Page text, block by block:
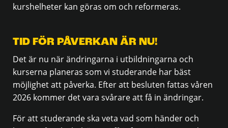
kurshelheter kan göras om och reformeras.
TID FÖR PÅVERKAN ÄR NU!
Det är nu när ändringarna i utbildningarna och
kurserna planeras som vi studerande har bäst
möjlighet att påverka. Efter att besluten fattas våren
2026 kommer det vara svårare att få in ändringar.
För att studerande ska veta vad som händer och